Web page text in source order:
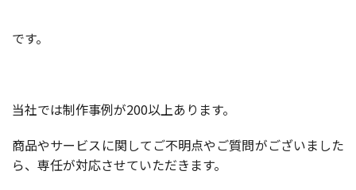
です。
当社では制作事例が200以上あります。
商品やサービスに関してご不明点やご質問がございました
ら、専任が対応させていただきます。